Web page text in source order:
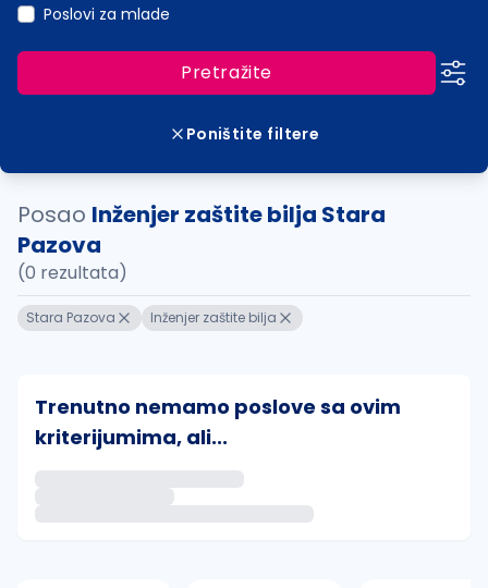
Poslovi za mlade
Pretražite
Poništite filtere
Posao Inženjer zaštite bilja Stara
Pazova
(0 rezultata)
Stara Pazova Inženjer zaštite bilja
Trenutno nemamo poslove sa ovim
kriterijumima, ali...